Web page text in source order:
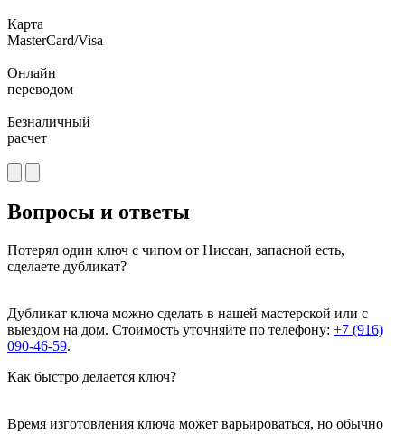
Карта
MasterCard/Visa
Онлайн
переводом
Безналичный
расчет
Вопросы и ответы
Потерял один ключ с чипом от Ниссан, запасной есть,
сделаете дубликат?
Дубликат ключа можно сделать в нашей мастерской или с
выездом на дом. Стоимость уточняйте по телефону: +7 (916)
090-46-59.
Как быстро делается ключ?
Время изготовления ключа может варьироваться, но обычно